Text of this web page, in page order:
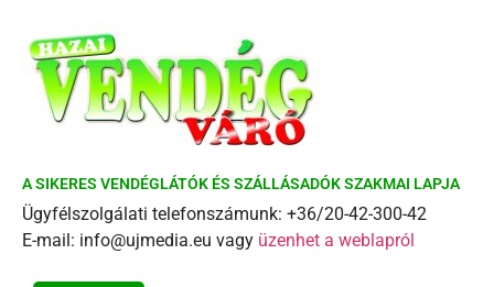
A SIKERES VENDÉGLÁTÓK ÉS SZÁLLÁSADÓK SZAKMAI LAPJA
Ügyfélszolgálati telefonszámunk: +36/20-42-300-42
E-mail: info@ujmedia.eu vagy üzenhet a weblapról